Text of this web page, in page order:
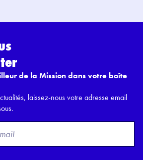
de la Mission dans votre boîte
laissez-nous votre adresse email